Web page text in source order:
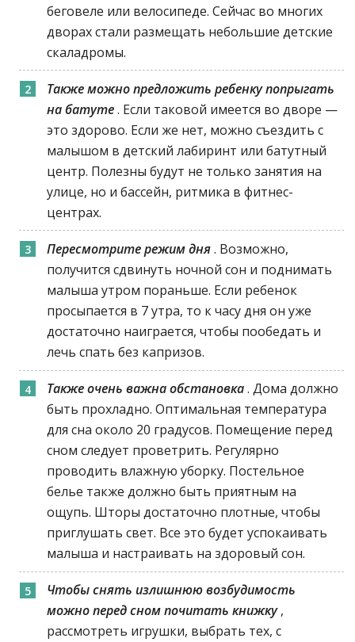
беговеле или велосипеде. Сейчас во многих
дворах стали размещать небольшие детские
скаладромы.
Также можно предложить ребенку попрыгать
на батуте. Если таковой имеется во дворе —
это здорово. Если же нет, можно съездить с
малышом в детский лабиринт или батутный
центр. Полезны будут не только занятия на
улице, но и бассейн, ритмика в фитнес-
центрах.
Пересмотрите режим дня. Возможно,
получится сдвинуть ночной сон и поднимать
малыша утром пораньше. Если ребенок
просыпается в 7 утра, то к часу дня он уже
достаточно наиграется, чтобы пообедать и
лечь спать без капризов.
Также очень важна обстановка. Дома должно
быть прохладно. Оптимальная температура
для сна около 20 градусов. Помещение перед
сном следует проветрить. Регулярно
проводить влажную уборку. Постельное
белье также должно быть приятным на
ощупь. Шторы достаточно плотные, чтобы
приглушать свет. Все это будет успокаивать
малыша и настраивать на здоровый сон.
Чтобы снять излишнюю возбудимость
можно перед сном почитать книжку,
рассмотреть игрушки, выбрать тех, с